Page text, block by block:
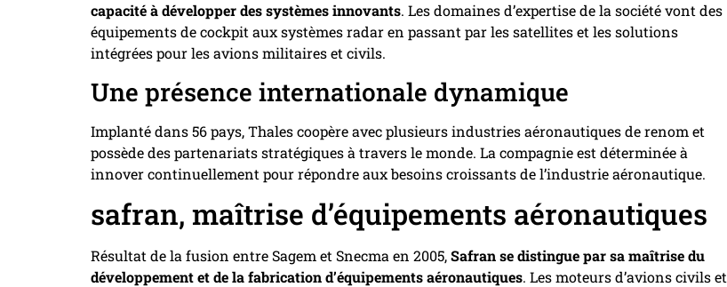
capacité à développer des systèmes innovants. Les domaines d’expertise de la société vont des
équipements de cockpit aux systèmes radar en passant par les satellites et les solutions
intégrées pour les avions militaires et civils.
Une présence internationale dynamique
Implanté dans 56 pays, Thales coopère avec plusieurs industries aéronautiques de renom et
possède des partenariats stratégiques à travers le monde. La compagnie est déterminée à
innover continuellement pour répondre aux besoins croissants de l’industrie aéronautique.
safran, maîtrise d’équipements aéronautiques
Résultat de la fusion entre Sagem et Snecma en 2005,Safran se distingue par sa maîtrise du
développement et de la fabrication d’équipements aéronautiques. Les moteurs d’avions civils et